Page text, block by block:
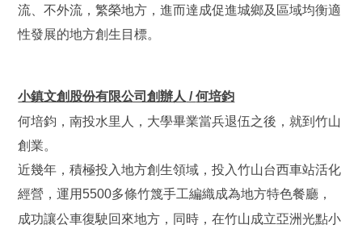
流、不外流，繁榮地方，進而達成促進城鄉及區域均衡適
性發展的地方創生目標。
小鎮文創股份有限公司創辦人 /何培鈞
何培鈞，南投水里人，大學畢業當兵退伍之後，就到竹山
創業。
近幾年，積極投入地方創生領域，投入竹山台西車站活化
經營，運用5500多條竹篾手工編織成為地方特色餐廳，
成功讓公車復駛回來地方，同時，在竹山成立亞洲光點小